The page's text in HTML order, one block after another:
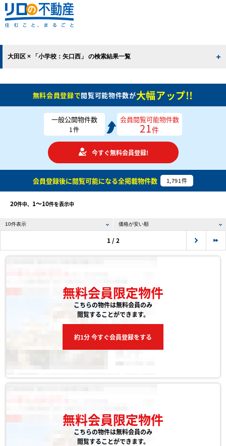
大田区 × 「小学校：矢口西」 の検索結果一覧
無料会員登録で閲覧可能物件数が大幅アップ!!
一般公開物件数
1件
会員閲覧可能物件数
21件
今すぐ無料会員登録!
会員登録後に閲覧可能になる全掲載物件数 1,791件
20件中、 1〜10件を表示中
1 / 2
無料会員限定物件
こちらの物件は無料会員のみ
閲覧することができます。
約1分 今すぐ会員登録をする
無料会員限定物件
こちらの物件は無料会員のみ
閲覧することができます。